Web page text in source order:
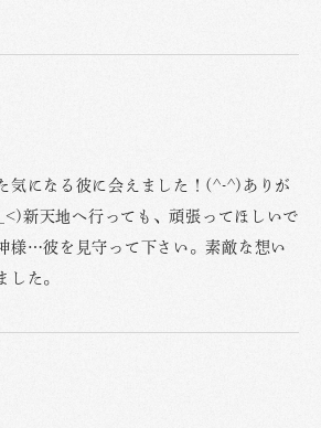
気になる彼に会えました！(^-^)ありが
新天地へ行っても、頑張ってほしいで
様…彼を見守って下さい。素敵な想い
した。